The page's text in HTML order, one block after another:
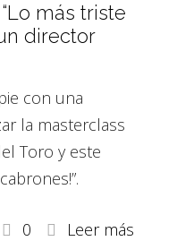
más triste
director
con una
la masterclass
Toro y este
0 Leer más